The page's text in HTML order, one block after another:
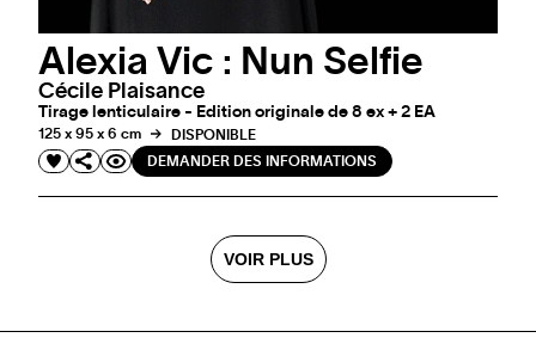
Alexia Vic : Nun Selfie
Cécile Plaisance
Tirage lenticulaire - Edition originale de 8 ex + 2 EA
125 x 95 x 6 cm
DISPONIBLE
DEMANDER DES INFORMATIONS
VOIR PLUS